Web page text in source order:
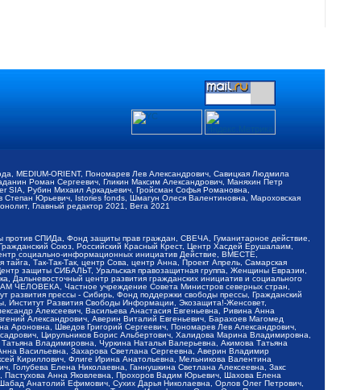
MEDIUM-ORIENT, Пономарев Лев Александрович, Савицкая Людмила
Роман Сергеевич, Гликин Максим Александрович, Маняхин Петр
Рубин Михаил Аркадьевич, Гройсман Софья Романовна,
Юрьевич, Istories fonds, Шмагун Олеся Валентиновна, Мароховская
Главный редактор 2021, Вега 2021
СПИДа, Фонд защиты прав граждан, СВЕЧА, Гуманитарное действие,
Союз, Российский Красный Крест, Центр Хасдей Ерушалаим,
социально-информационных инициатив Действие, ВМЕСТЕ,
Так-Так-Так, центр Сова, центр Анна, Проект Апрель, Самарская
защиты СИБАЛЬТ, Уральская правозащитная группа, Женщины Евразии,
Дальневосточный центр развития гражданских инициатив и социального
ЧЕЛОВЕКА, Частное учреждение Совета Министров северных стран,
прессы - Сибирь, Фонд поддержки свободы прессы, Гражданский
Институт Развития Свободы Информации, Экозащита!-Женсовет,
Алексеевич, Васильева Анастасия Евгеньевна, Ривина Анна
Александрович, Аверин Виталий Евгеньевич, Барахоев Магомед
Шведов Григорий Сергеевич, Пономарев Лев Александрович,
Цирульников Борис Альбертович, Халидова Марина Владимировна,
Владимировна, Чуркина Наталья Валерьевна, Акимова Татьяна
Васильевна, Захарова Светлана Сергеевна, Аверин Владимир
Кириллович, Флиге Ирина Анатольевна, Мельникова Валентина
Елена Николаевна, Ганнушкина Светлана Алексеевна, Закс
Анна Яковлевна, Прохоров Вадим Юрьевич, Шахова Елена
Анатолий Ефимович, Сухих Дарья Николаевна, Орлов Олег Петрович,